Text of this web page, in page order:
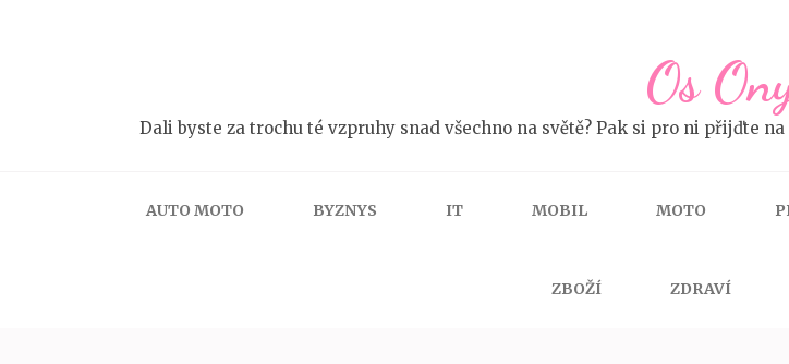
Os
Dali byste za trochu té vzpruhy snad všechno na světě? Pak si pro ni přijďte
AUTO MOTO BYZNYS IT MOBIL MOTO
ZBOŽÍ ZDRAVÍ